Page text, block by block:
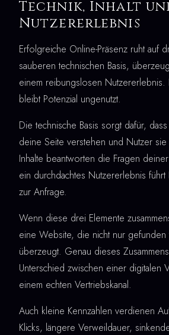
Technik, Inhalt
Nutzererlebnis
Erfolgreiche Online-Präsenz ruht auf
sauberen technischen Basis,
einem reibungslosen Nutzererlebnis.
bleibt Potenzial ungenutzt.
Die technische Basis sorgt dafür,
deine Seite verstehen und Nutzer
Inhalte beantworten die Fragen
ein durchdachtes Nutzererlebnis
zur Anfrage.
Wenn diese drei Elemente
eine Website, die nicht nur
überzeugt. Genau dieses
Unterschied zwischen einer digitalen
einem echten Vertriebskanal.
Auch kleine Kennzahlen verdienen
Klicks, längere Verweildauer,